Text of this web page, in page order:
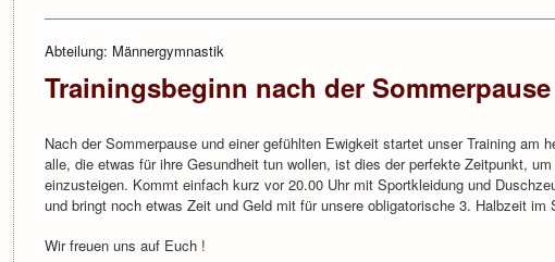
Abteilung: Männergymnastik
Trainingsbeginn nach der Sommerpause
Nach der Sommerpause und einer gefühlten Ewigkeit startet unser Training am
alle, die etwas für ihre Gesundheit tun wollen, ist dies der perfekte Zeitpunkt,
einzusteigen. Kommt einfach kurz vor 20.00 Uhr mit Sportkleidung und
und bringt noch etwas Zeit und Geld mit für unsere obligatorische 3. Halbzeit im
Wir freuen uns auf Euch !